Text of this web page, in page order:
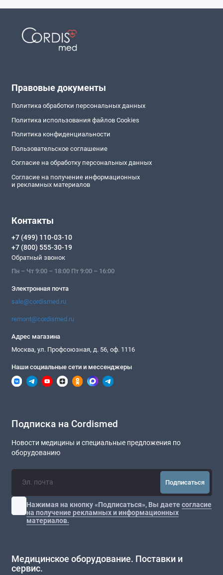
Правовые документы
Политика обработки персональных данных
Политика использования файлов Cookies
Политика конфиденциальности
Пользовательское соглашение
Согласие на обработку персональных данных
Согласие на получение информационных
и рекламных материалов
Контакты
+7 (499) 110-03-10
+7 (800) 555-30-19
Обратный звонок
Пн – Чт 9:00 – 18:00 Пт 9:00 – 16:00
Электронная почта
sale@cordismed.ru
remont@cordismed.ru
Адрес магазина
Москва, ул. Профсоюзная, д. 56, оф. 1116
Наши социальные сети и мессенджеры
Подписка на Cordismed
Новости медицины и специальные предложения по
оборудованию
Подписаться
Нажимая на кнопку «Подписаться», Вы даетесогласие
на получение рекламных и информационных
материалов.
Медицинское оборудование. Поставки и
сервис.